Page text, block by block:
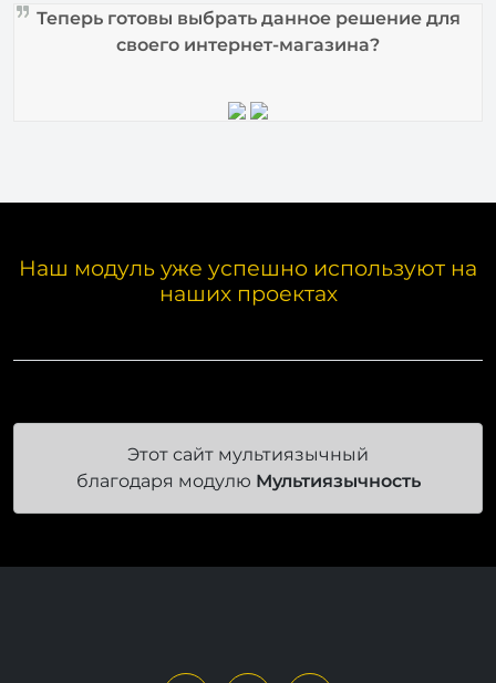
Теперь готовы выбрать данное решение для
своего интернет-магазина?
Наш модуль уже успешно используют на
наших проектах
Этот сайт мультиязычный
благодаря модулю Мультиязычность